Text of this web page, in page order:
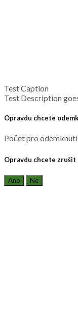
Test Caption
Test Description
Opravdu chcete
Počet pro odemknutí
Opravdu chcete zrušit
Ano Ne